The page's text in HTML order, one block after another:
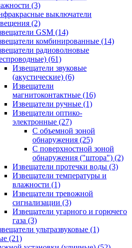
(3)
выключатели
(2)
GSM (14)
комбинированные (14)
радиоволновые
(61)
Извещатели звуковые
(акустические) (6)
Извещатели
магнитоконтактные (16)
Извещатели ручные (1)
Извещатели оптико-
электронные (27)
С объемной зоной
обнаружения (25)
С поверхностной зоной
обнаружения ("штора") (2)
Извещатели протечки воды (3)
Извещатели температуры и
влажности (1)
Извещатели тревожной
сигнализации (3)
Извещатели угарного и горючего
газа (3)
ультразвуковые (1)
(21)